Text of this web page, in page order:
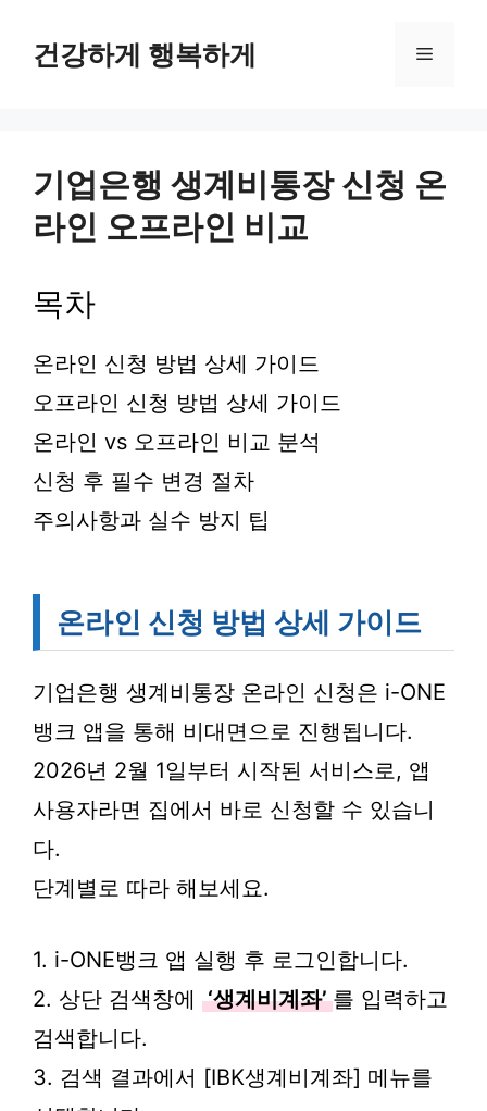
건강하게 행복하게 메
기업은행 생계비통장 신청 온
라인 오프라인 비교
목차
온라인 신청 방법 상세 가이드
오프라인 신청 방법 상세 가이드
온라인 vs 오프라인 비교 분석
신청 후 필수 변경 절차
주의사항과 실수 방지 팁
온라인 신청 방법 상세 가이드
기업은행 생계비통장 온라인 신청은 i-ONE
뱅크 앱을 통해 비대면으로 진행됩니다.
2026년 2월 1일부터 시작된 서비스로, 앱
사용자라면 집에서 바로 신청할 수 있습니
다.
단계별로 따라 해보세요.
1. i-ONE뱅크 앱 실행 후 로그인합니다.
2. 상단 검색창에 ‘생계비계좌’ 를 입력하고
검색합니다.
3. 검색 결과에서 [IBK생계비계좌] 메뉴를